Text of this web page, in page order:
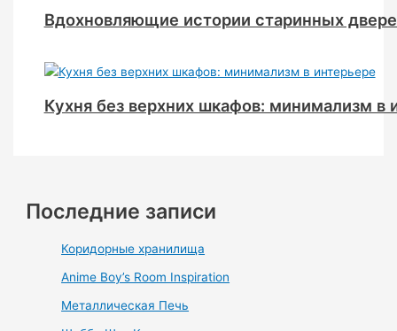
Вдохновляющие истории старинных
Кухня без верхних шкафов: минимализм в
Последние записи
Коридорные хранилища
Anime Boy’s Room Inspiration
Металлическая Печь